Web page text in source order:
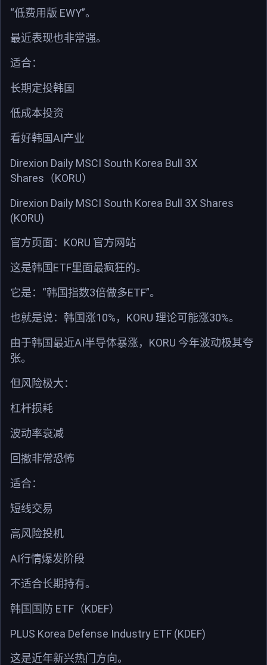
“低费用版 EWY”。
最近表现也非常强。
适合：
长期定投韩国
低成本投资
看好韩国AI产业
Direxion Daily MSCI South Korea Bull 3X
Shares （KORU）
Direxion Daily MSCI South Korea Bull 3X Shares
(KORU)
官方页面： KORU 官方网站
这是韩国 ETF里面最疯狂的。
它是： “韩国指数3倍做多ETF”。
也就是说：韩国涨10% ， KORU 理论可能涨30%。
由于韩国最近AI半导体暴涨， KORU 今年波动极其夸
张。
但风险极大：
杠杆损耗
波动率衰减
回撤非常恐怖
适合：
短线交易
高风险投机
AI行情爆发阶段
不适合长期持有。
韩国国防 ETF （KDEF）
PLUS Korea Defense Industry ETF (KDEF)
这是近年新兴热门方向。